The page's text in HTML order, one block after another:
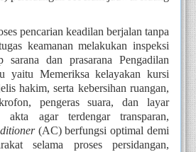
pencarian keadilan berjalan tanpa
keamanan melakukan inspeksi
sarana dan prasarana Pengadilan
yaitu Memeriksa kelayakan kursi
hakim, serta kebersihan ruangan,
pengeras suara, dan layar
akta agar terdengar transparan,
(AC) berfungsi optimal demi
selama proses persidangan,